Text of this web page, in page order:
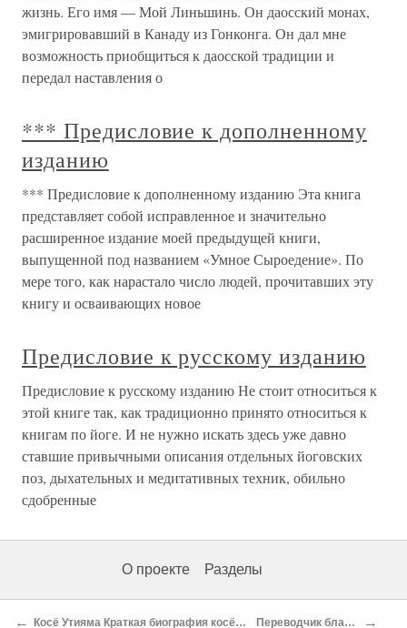
жизнь. Его имя — Мой Линьшинь. Он даосский монах,
эмигрировавший в Канаду из Гонконга. Он дал мне
возможность приобщиться к даосской традиции и
передал наставления о
*** Предисловие к дополненному
изданию
*** Предисловие к дополненному изданию Эта книга
представляет собой исправленное и значительно
расширенное издание моей предыдущей книги,
выпущенной под названием «Умное Сыроедение». По
мере того, как нарастало число людей, прочитавших эту
книгу и осваивающих новое
Предисловие к русскому изданию
Предисловие к русскому изданию Не стоит относиться к
этой книге так, как традиционно принято относиться к
книгам по йоге. И не нужно искать здесь уже давно
ставшие привычными описания отдельных йоговских
поз, дыхательных и медитативных техник, обильно
сдобренные
О проекте Разделы
← Косё Утияма Краткая биография косё утияма-роси Переводчик благодарит →